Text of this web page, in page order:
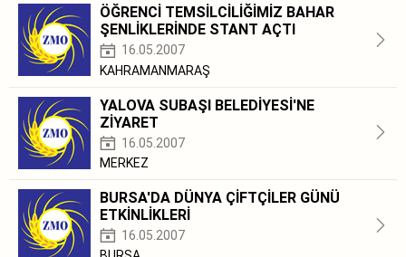
ÖĞRENCİ TEMSİLCİLİĞİMİZ BAHAR
ŞENLİKLERİNDE STANT AÇTI
16.05.2007
KAHRAMANMARAŞ
YALOVA SUBAŞI BELEDİYESİ'NE
ZİYARET
16.05.2007
MERKEZ
BURSA'DA DÜNYA ÇİFTÇİLER GÜNÜ
ETKİNLİKLERİ
16.05.2007